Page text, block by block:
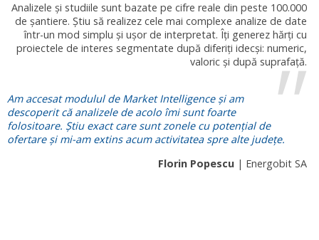
Analizele și studiile sunt bazate pe cifre reale din peste 100.000
de șantiere. Știu să realizez cele mai complexe analize de date
într-un mod simplu și ușor de interpretat. Îți generez hărți cu
proiectele de interes segmentate după diferiți idecși: numeric,
valoric și după suprafață.
Am accesat modulul de Market Intelligence și am
descoperit că analizele de acolo îmi sunt foarte
folositoare. Știu exact care sunt zonele cu potențial de
ofertare și mi-am extins acum activitatea spre alte județe.
Florin Popescu | Energobit SA